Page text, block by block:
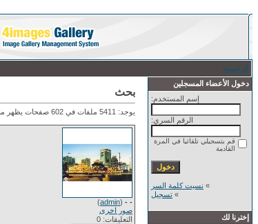
الرئيسية
دخول الأعضاء المسجلين
إسم المستخدم:
الرقم السري:
قم بتسجيلي تلقائيا في المرة
القادمة
» نسيت كلمة السر
» تسجيل
إخترنا لك
بحث
يوجد: 5411 ملفات في 602 صفحات يظهر منها الملفات من 1 إلى 9.
- -
(
admin
)
صور اخرى
التعليقات: 0